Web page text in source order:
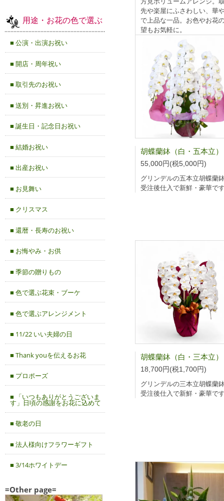
先や楽屋にふさわしい、華
で上品な一品。お色やお花
望もお気軽に。
55,000円(税5,000円)
グリンデルの五本立胡蝶蘭
受注後仕入で新鮮・豪華で
18,700円(税1,700円)
グリンデルの三本立胡蝶蘭
受注後仕入で新鮮・豪華で
用途・お花の色で選ぶ
■ 公演・出演お祝い
■ 開店・周年祝い
■ 取引先のお祝い
■ 送別・昇進お祝い
■ 誕生日・記念日お祝い
■ 結婚お祝い
■ 出産お祝い
■ お見舞い
■ クリスマス
■ 還暦・長寿のお祝い
■ お悔やみ・お供
■ 季節の贈りもの
■ 色で選ぶ花束・ブーケ
■ 色で選ぶアレンジメント
■ 11/22 いい夫婦の日
■ Thank youを伝えるお花
■ プロポーズ
■ 「いつもありがとうございま
す」日頃の感謝をお花に込めて
■ 敬老の日
■ 法人様向けフラワーギフト
■ 3/14ホワイトデー
=Other page=